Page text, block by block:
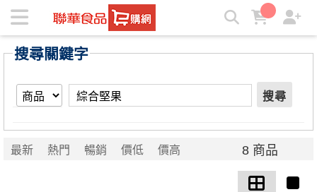
【綜合堅果】搜尋結果 | ★聯華食品e購網★
搜尋關鍵字
搜尋
最新 熱門 暢銷 價低 價高 8 商品